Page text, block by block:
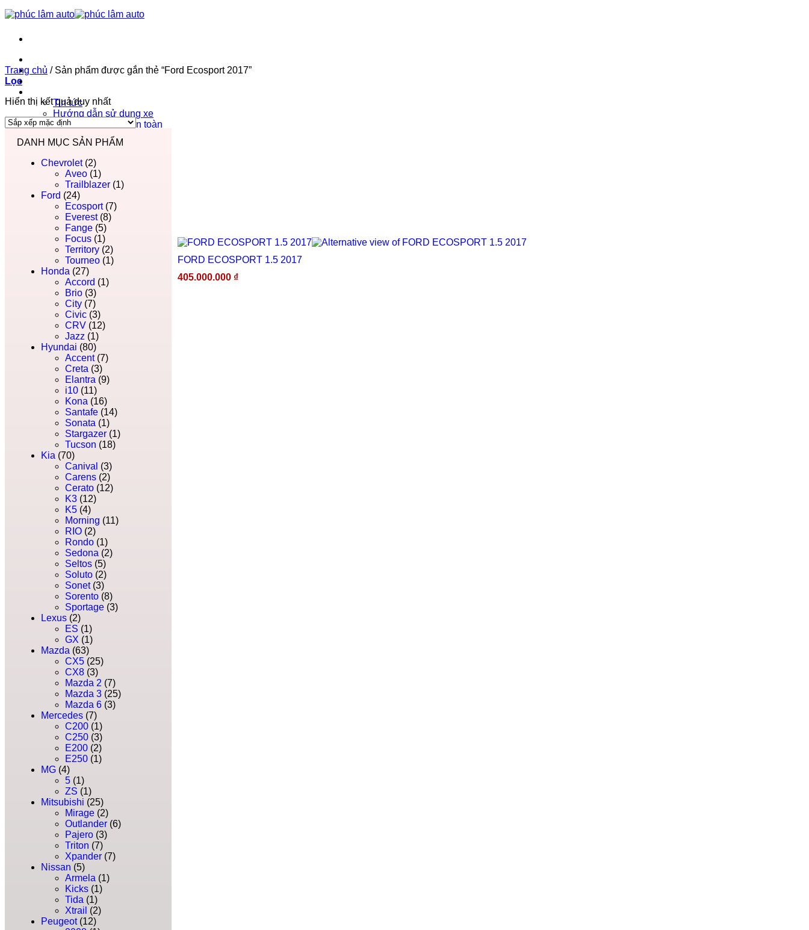
Phúc Lâm Auto
Tin tức
Hướng dẫn sử dụng xe
Hướng dẫn lái xe an toàn
Trang chủ /Sản phẩm được gắn thẻ “Ford Ecosport 2017”
Lọc
Hiển thị kết quả duy nhất
DANH MỤC SẢN PHẨM
Chevrolet (2)
Aveo (1)
Trailblazer (1)
Ford (24)
Ecosport (7)
Everest (8)
Fange (5)
Focus (1)
Territory (2)
Tourneo (1)
Honda (27)
Accord (1)
Brio (3)
City (7)
Civic (3)
CRV (12)
Jazz (1)
Hyundai (80)
Accent (7)
Creta (3)
Elantra (9)
i10 (11)
Kona (16)
Santafe (14)
Sonata (1)
Stargazer (1)
Tucson (18)
Kia (70)
Canival (3)
Carens (2)
Cerato (12)
K3 (12)
K5 (4)
Morning (11)
RIO (2)
Rondo (1)
Sedona (2)
Seltos (5)
Soluto (2)
Sonet (3)
Sorento (8)
Sportage (3)
Lexus (2)
ES (1)
GX (1)
Mazda (63)
CX5 (25)
CX8 (3)
Mazda 2 (7)
Mazda 3 (25)
Mazda 6 (3)
Mercedes (7)
C200 (1)
C250 (3)
E200 (2)
E250 (1)
MG (4)
5 (1)
ZS (1)
Mitsubishi (25)
Mirage (2)
Outlander (6)
Pajero (3)
Triton (7)
Xpander (7)
Nissan (5)
Armela (1)
Kicks (1)
Tida (1)
Xtrail (2)
Peugeot (12)
FORD ECOSPORT 1.5 2017
405.000.000 ₫